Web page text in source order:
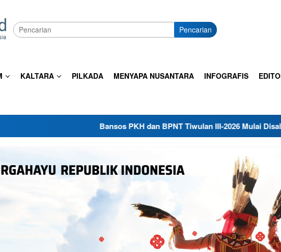
Pencarian
KALTARA PILKADA MENYAPA NUSANTARA INFOGRAFIS
Bansos PKH dan BPNT Tiwulan III-2026 Mulai Disalurkan